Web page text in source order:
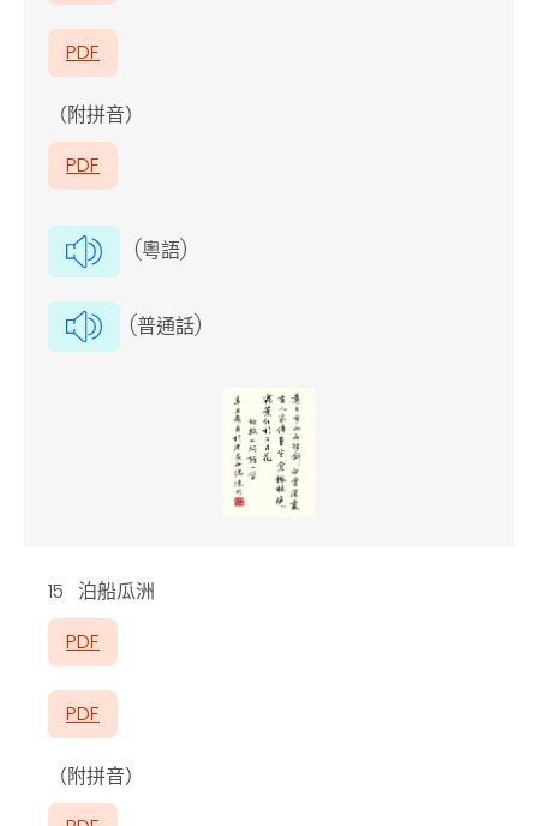
PDF
（附拼音）
PDF
(粵語)
(普通話)
15 泊船瓜洲
PDF
PDF
（附拼音）